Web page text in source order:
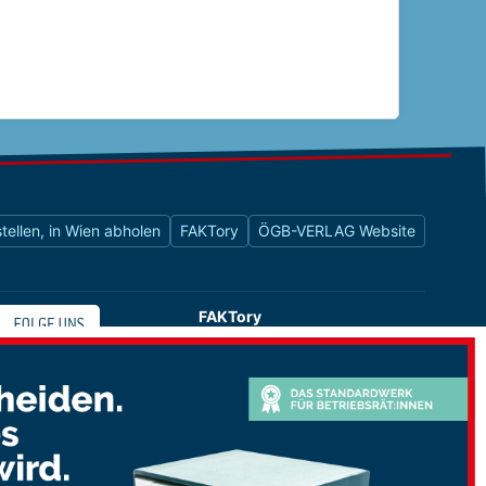
in Wien abholen FAKTory ÖGB-VERLAG Website
FAKTory
Buchhandlung des ÖGB-Verlags
1010 Wien
Tel: 01 / 405 49 98 / 99132
Fax: 01 / 405 49 98 / 99136